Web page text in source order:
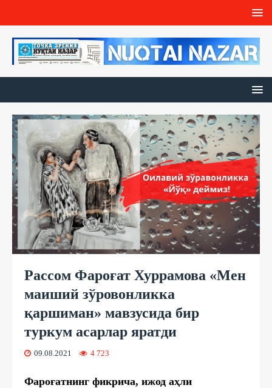
Рассом Фароғат Хуррамова «Мен
маиший зўровонликка
қаршиман» мавзусида бир
туркум асарлар яратди
09.08.2021 4 723
Фароғатнинг фикрича, ижод аҳли